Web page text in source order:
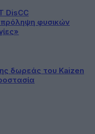
DisCC
φυσικών
δωρεάς του Kaizen